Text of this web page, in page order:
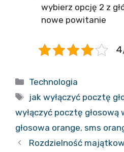
wybierz opcję 2 z
nowe powitanie
Kategorie
Technologia
Tagi
jak wyłączyć pocztę
wyłączyć pocztę głosową
głosowa orange, sms
Rozdzielność